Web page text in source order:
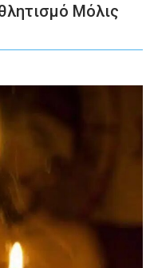
Μόλις